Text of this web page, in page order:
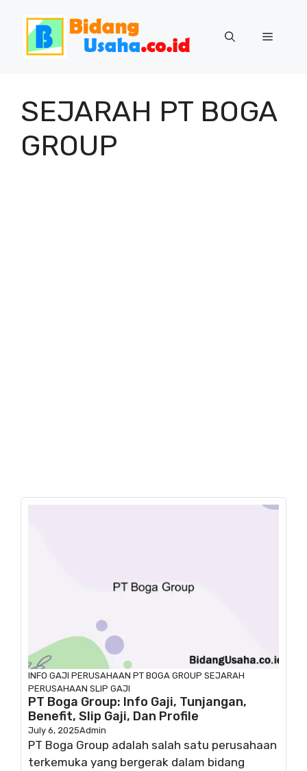
Menu
SEJARAH PT BOGA
GROUP
INFO GAJI PERUSAHAAN PT BOGA GROUP SEJARAH
PERUSAHAAN SLIP GAJI
PT Boga Group: Info Gaji, Tunjangan,
Benefit, Slip Gaji, Dan Profile
July 6, 2025Admin
PT Boga Group adalah salah satu perusahaan
terkemuka yang bergerak dalam bidang